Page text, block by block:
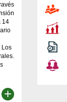
14
Los
+